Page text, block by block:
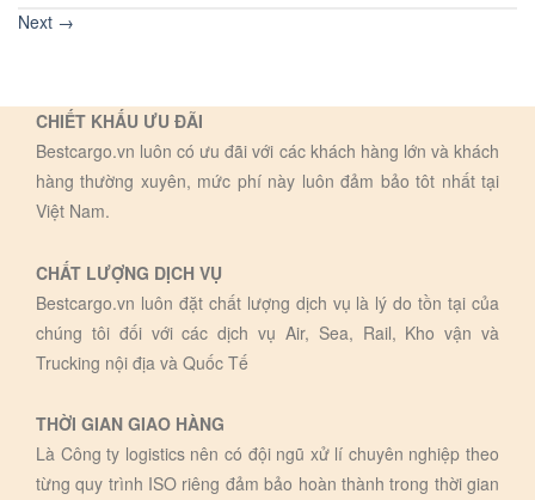
Next →
CHIẾT KHẤU ƯU ĐÃI
Bestcargo.vn luôn có ưu đãi với các khách hàng lớn và khách
hàng thường xuyên, mức phí này luôn đảm bảo tôt nhất tại
Việt Nam.
CHẤT LƯỢNG DỊCH VỤ
Bestcargo.vn luôn đặt chất lượng dịch vụ là lý do tồn tại của
chúng tôi đối với các dịch vụ Air, Sea, Rail, Kho vận và
Trucking nội địa và Quốc Tế
THỜI GIAN GIAO HÀNG
Là Công ty logistics nên có đội ngũ xử lí chuyên nghiệp theo
từng quy trình ISO riêng đảm bảo hoàn thành trong thời gian